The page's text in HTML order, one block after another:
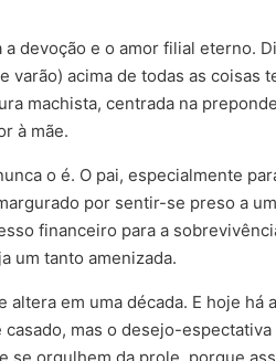
devoção e o amor filial eterno.
acima de todas as coisas
machista, centrada na
à mãe.
o é. O pai, especialmente
por sentir-se preso a
financeiro para a
um tanto amenizada.
em uma década. E hoje há
mas o desejo-